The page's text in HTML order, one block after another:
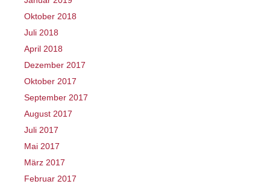
Oktober 2018
Juli 2018
April 2018
Dezember 2017
Oktober 2017
September 2017
August 2017
Juli 2017
Mai 2017
März 2017
Februar 2017